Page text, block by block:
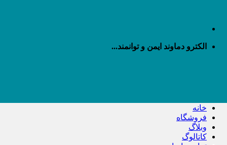
الکترو دماوند ایمن و توانمند...
خانه
فروشگاه
وبلاگ
کاتالوگ